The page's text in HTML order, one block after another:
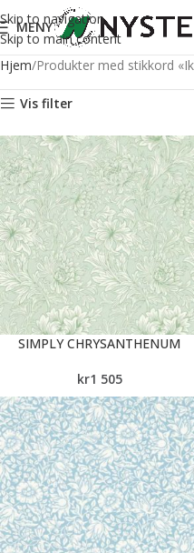
Skip to navigation
Skip to main content
MENY
Hjem Produkter med stikkord
Vis filter
SIMPLY CHRYSANTHENUM
kr1 505